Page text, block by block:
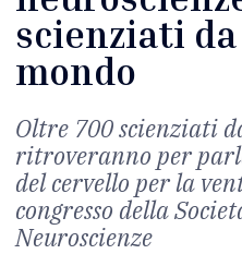
scienziati
mondo
Oltre 700 scienziati
ritroveranno per
del cervello per la
congresso della
Neuroscienze